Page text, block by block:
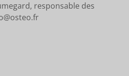
responsable des